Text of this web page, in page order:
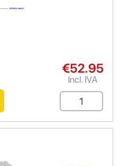
€52.95
Incl. IVA